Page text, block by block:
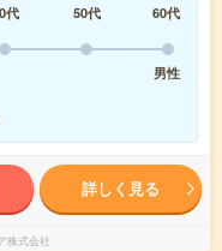
代 50代
60代
男性
詳しく見る
株式会社